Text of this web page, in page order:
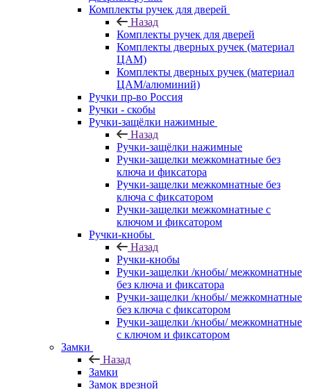
Комплекты ручек для дверей
Назад
Комплекты ручек для дверей
Комплекты дверных ручек (материал
ЦАМ)
Комплекты дверных ручек (материал
ЦАМ/алюминий)
Ручки пр-во Россия
Ручки - скобы
Ручки-защёлки нажимные
Назад
Ручки-защёлки нажимные
Ручки-защелки межкомнатные без
ключа и фиксатора
Ручки-защелки межкомнатные без
ключа с фиксатором
Ручки-защелки межкомнатные с
ключом и фиксатором
Ручки-кнобы
Назад
Ручки-кнобы
Ручки-защелки /кнобы/ межкомнатные
без ключа и фиксатора
Ручки-защелки /кнобы/ межкомнатные
без ключа с фиксатором
Ручки-защелки /кнобы/ межкомнатные
с ключом и фиксатором
Замки
Назад
Замки
Замок врезной